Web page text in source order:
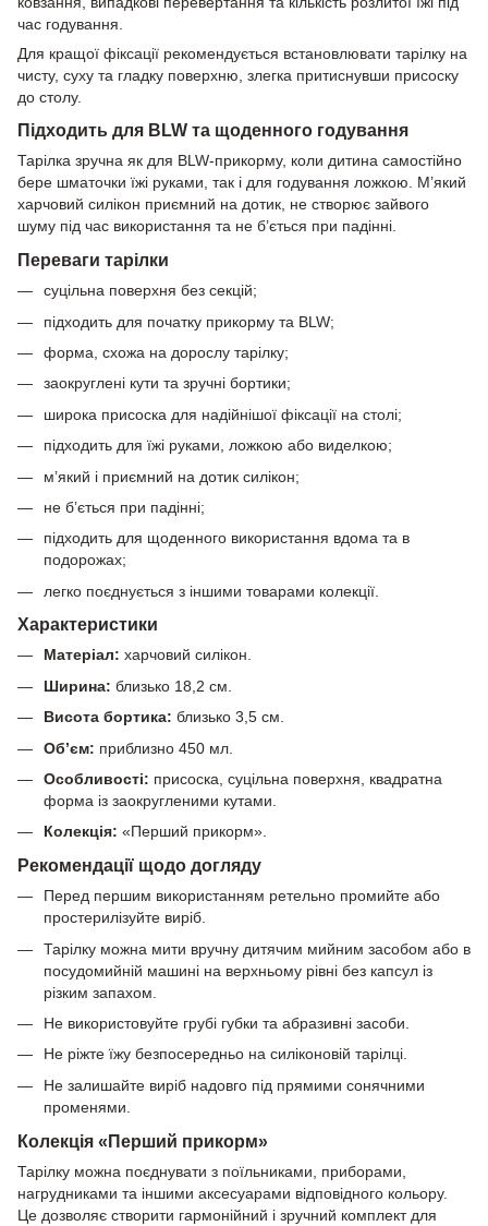
час годування.
Для кращої фіксації рекомендується встановлювати тарілку на
чисту, суху та гладку поверхню, злегка притиснувши присоску
до столу.
Підходить для BLW та щоденного годування
Тарілка зручна як для BLW-прикорму, коли дитина самостійно
бере шматочки їжі руками, так і для годування ложкою. М’який
харчовий силікон приємний на дотик, не створює зайвого
шуму під час використання та не б’ється при падінні.
Переваги тарілки
суцільна поверхня без секцій;
підходить для початку прикорму та BLW;
форма, схожа на дорослу тарілку;
заокруглені кути та зручні бортики;
широка присоска для надійнішої фіксації на столі;
підходить для їжі руками, ложкою або виделкою;
м’який і приємний на дотик силікон;
не б’ється при падінні;
підходить для щоденного використання вдома та в
подорожах;
легко поєднується з іншими товарами колекції.
Характеристики
Матеріал: харчовий силікон.
Ширина: близько 18,2 см.
Висота бортика: близько 3,5 см.
Об’єм: приблизно 450 мл.
Особливості: присоска, суцільна поверхня, квадратна
форма із заокругленими кутами.
Колекція: «Перший прикорм».
Рекомендації щодо догляду
Перед першим використанням ретельно промийте або
простерилізуйте виріб.
Тарілку можна мити вручну дитячим мийним засобом або в
посудомийній машині на верхньому рівні без капсул із
різким запахом.
Не використовуйте грубі губки та абразивні засоби.
Не ріжте їжу безпосередньо на силіконовій тарілці.
Не залишайте виріб надовго під прямими сонячними
променями.
Колекція «Перший прикорм»
Тарілку можна поєднувати з поїльниками, приборами,
нагрудниками та іншими аксесуарами відповідного кольору.
Це дозволяє створити гармонійний і зручний комплект для